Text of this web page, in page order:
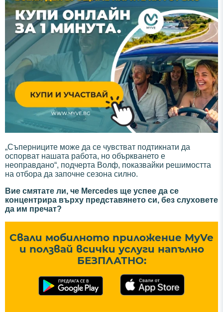
„Съперниците може да се чувстват подтикнати да
оспорват нашата работа, но объркването е
неоправдано“, подчерта Волф, показвайки решимостта
на отбора да започне сезона силно.
Вие смятате ли, че Mercedes ще успее да се
концентрира върху представянето си, без слуховете
да им пречат?
Свали мобилното приложение MyVe
и ползвай всички услуги напълно
БЕЗПЛАТНО: